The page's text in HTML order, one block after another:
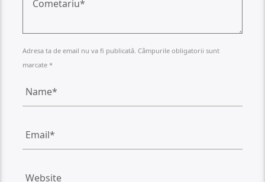
Adresa ta de email nu va fi publicată. Câmpurile obligatorii sunt
marcate *